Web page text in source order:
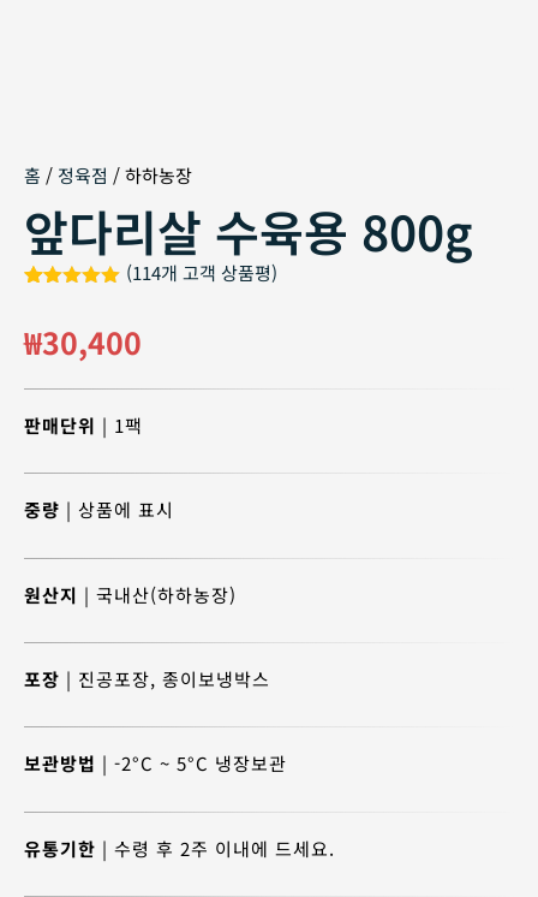
홈 / 정육점 / 하하농장
앞다리살 수육용 800g
기준으로 5
점 만점에
가됨
(114개 고객 상품평)
₩30,400
판매단위 | 1팩
중량 | 상품에 표시
원산지 | 국내산(하하농장)
포장 | 진공포장, 종이보냉박스
보관방법 | -2°C ~ 5°C 냉장보관
유통기한 | 수령 후 2주 이내에 드세요.